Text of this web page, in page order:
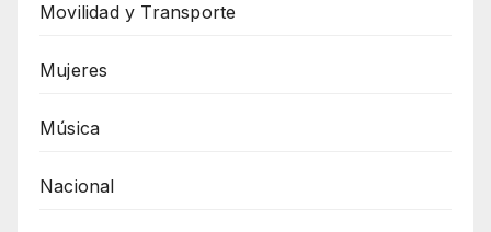
Movilidad y Transporte
Mujeres
Música
Nacional